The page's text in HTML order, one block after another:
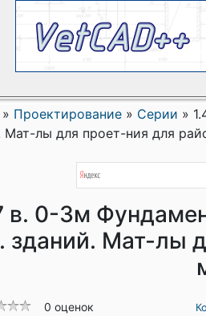
» Проектирование » Серии »
Мат-лы для проет-ния для
в. 0-3м
зданий. Мат-лы
0 оценок